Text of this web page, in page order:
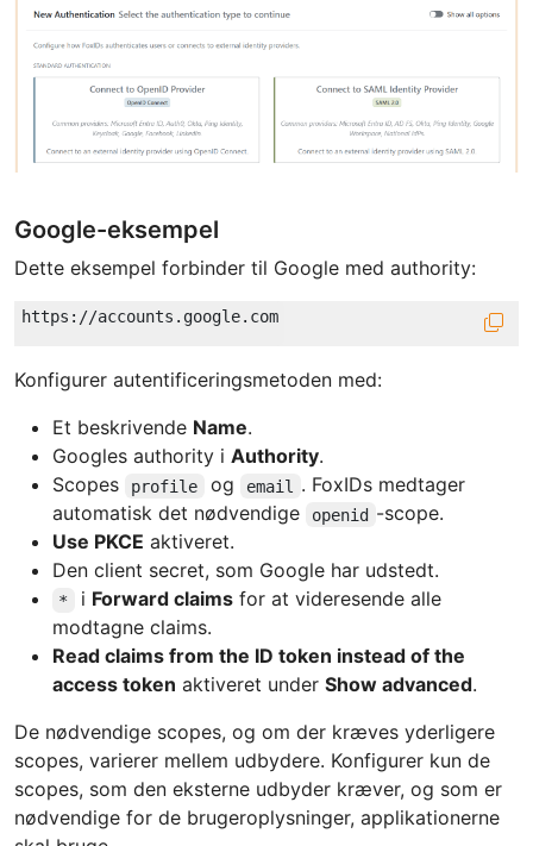
Google-eksempel
Dette eksempel forbinder til Google med authority:
https://accounts.google.com
Konfigurer autentificeringsmetoden med:
Et beskrivende Name.
Googles authority i Authority.
Scopes
profile og email
. FoxIDs medtager
automatisk det nødvendige
openid -scope.
Use PKCE aktiveret.
Den client secret, som Google har udstedt.
* i Forward claimsfor at videresende alle
modtagne claims.
Read claims from the ID token instead of the
access token aktiveret under Show advanced.
De nødvendige scopes, og om der kræves yderligere
scopes, varierer mellem udbydere. Konfigurer kun de
scopes, som den eksterne udbyder kræver, og som er
nødvendige for de brugeroplysninger, applikationerne